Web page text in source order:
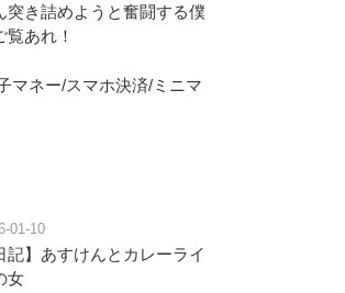
突き詰めようと奮闘する僕
あれ！
マネー/スマホ決済/ミニマ
01-10
記】あすけんとカレーライ
女